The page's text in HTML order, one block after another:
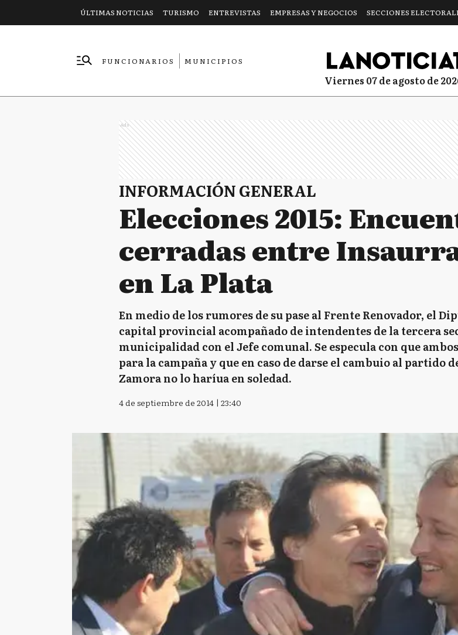
ÚLTIMAS NOTICIAS TURISMO ENTREVISTAS EMPRESAS Y NEGOCIOS SECCIONES
FUNCIONARIOS
MUNICIPIOS
viernes 07 de agosto de
Ads
INFORMACIÓN GENERAL
Elecciones 2015:
cerradas entre
en La Plata
En medio de los rumores de su pase al Frente Renovador, el
capital provincial acompañado de intendentes de la tercera
municipalidad con el Jefe comunal. Se especula con que
para la campaña y que en caso de darse el cambuio al partido
Zamora no lo haríua en soledad.
4 de septiembre de 2014 | 23:40